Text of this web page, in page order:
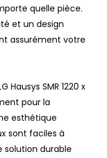
quelle pièce.
et un design
assurément votre
Hausys SMR 1220 x
pour la
esthétique
sont faciles à
durable